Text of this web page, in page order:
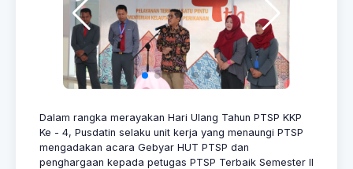
Dalam rangka merayakan Hari Ulang Tahun PTSP KKP
Ke - 4, Pusdatin selaku unit kerja yang menaungi PTSP
mengadakan acara Gebyar HUT PTSP dan
penghargaan kepada petugas PTSP Terbaik Semester II